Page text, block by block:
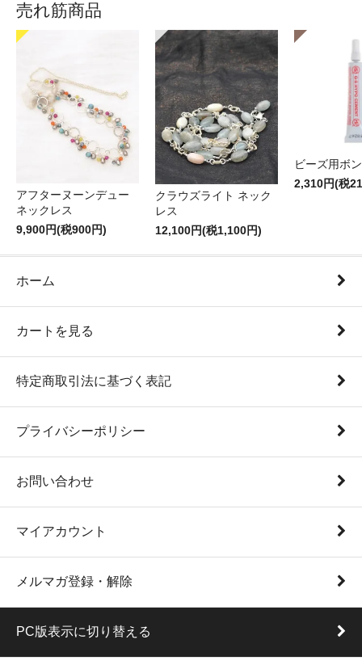
売れ筋商品
アフターヌーンデュー
ネックレス
9,900円(税900円)
クラウズライト ネック
レス
12,100円(税1,100円)
ビーズ用ボ
2,310円(税
ホーム
カートを見る
特定商取引法に基づく表記
プライバシーポリシー
お問い合わせ
マイアカウント
メルマガ登録・解除
PC版表示に切り替える